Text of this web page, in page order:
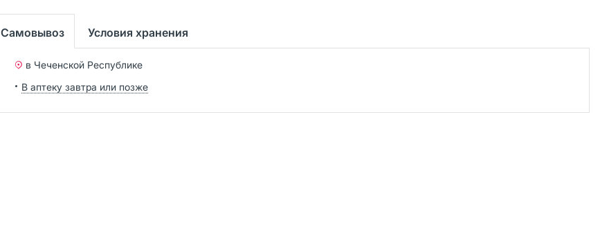
Самовывоз Условия хранения
в Чеченской Республике
В аптеку завтра или позже